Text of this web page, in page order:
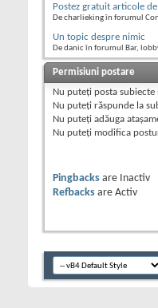
Postez gratuit articole
De charlieking în forumul
Un topic despre nimic
De danic în forumul Bar,
Permisiuni postare
Nu puteţi posta subiecte
Nu puteţi răspunde la
Nu puteţi adăuga
Nu puteţi modifica
Pingbacks are
Inactiv
Refbacks are Activ